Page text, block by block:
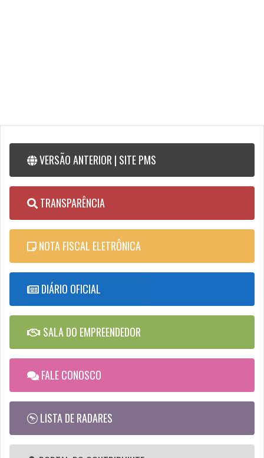
VERSÃO ANTERIOR | SITE PMS
TRANSPARÊNCIA
NOTA FISCAL ELETRÔNICA
DIÁRIO OFICIAL
SALA DO EMPREENDEDOR
FALE CONOSCO
LISTA DE RADARES